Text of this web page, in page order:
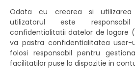
Odata cu crearea si
utilizatorul este
confidentialitatii datelor de logare
va pastra confidentialitatea
folosi responsabil pentru
facilitatilor puse la dispozitie in